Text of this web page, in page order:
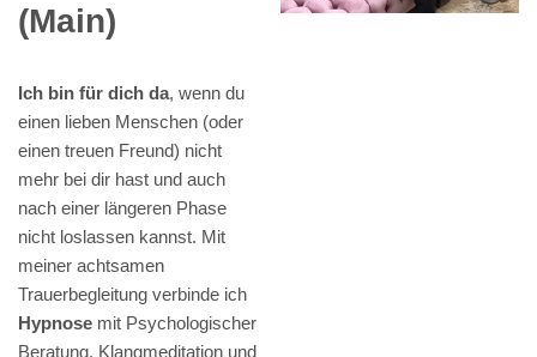
(Main)
Ich bin für dich da, wenn du
einen lieben Menschen (oder
einen treuen Freund) nicht
mehr bei dir hast und auch
nach einer längeren Phase
nicht loslassen kannst. Mit
meiner achtsamen
Trauerbegleitung verbinde ich
Hypnose mit Psychologischer
Beratung, Klangmeditation und